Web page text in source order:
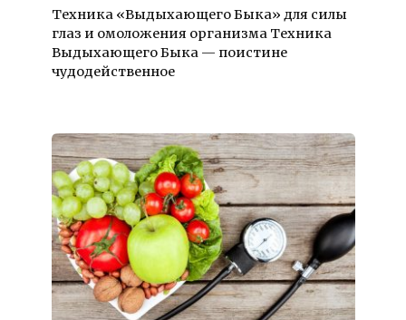
Техника «Выдыхающего Быка» для силы
глаз и омоложения организма Техника
Выдыхающего Быка — поистине
чудодейственное